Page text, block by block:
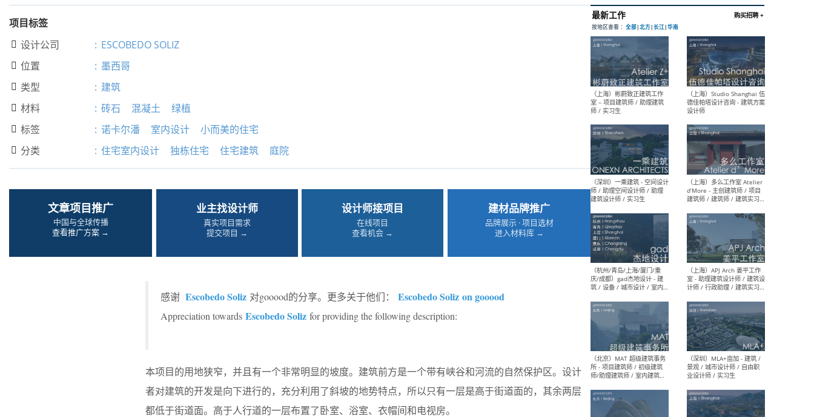
项目标签
 设计公司 : ESCOBEDO SOLIZ
 位置 : 墨西哥
 类型 : 建筑
 材料 : 砖石 混凝土 绿植
 标签 : 诺卡尔潘 室内设计 小而美的住宅
 分类 : 住宅室内设计 独栋住宅 住宅建筑 庭院
文章项目推广
中国与全球传播
查看推广方案 →
业主找设计师
真实项目需求
提交项目 →
设计师接项目
在线项目
查看机会 →
建材品牌推广
品牌展示 · 项目选材
进入材料库 →
感谢 Escobedo Soliz 对gooood的分享。更多关于他们： Escobedo Soliz on gooood
Appreciation towards Escobedo Soliz for providing the following description:
本项目的用地狭窄，并且有一个非常明显的坡度。建筑前方是一个带有峡谷和河流的自然保护区。设计
者对建筑的开发是向下进行的，充分利用了斜坡的地势特点，所以只有一层是高于街道面的，其余两层
都低于街道面。高于人行道的一层布置了卧室、浴室、衣帽间和电视房。
最新工作
按地区查看 ：全部|北方|长江
（上海）彬蔚致正建筑工作
室 – 项目建筑师 / 助理建筑
师 / 实习生
（深圳）一乘建筑 - 空间设计
师 / 助理空间设计师 / 助理
建筑设计师 / 实习生
（杭州/青岛/上海/厦门/重
庆/成都）gad杰地设计 - 建
筑 / 设备 / 城市设计 / 室内 /
幕墙 / BIM / 成本 / 工程 / 运
营 / 品牌 / 观点views / 实习
等